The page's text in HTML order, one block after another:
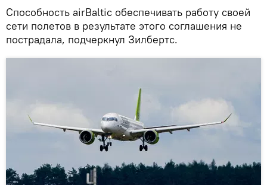
Способность airBaltic обеспечивать работу своей
сети полетов в результате этого соглашения не
пострадала, подчеркнул Зилбертс.